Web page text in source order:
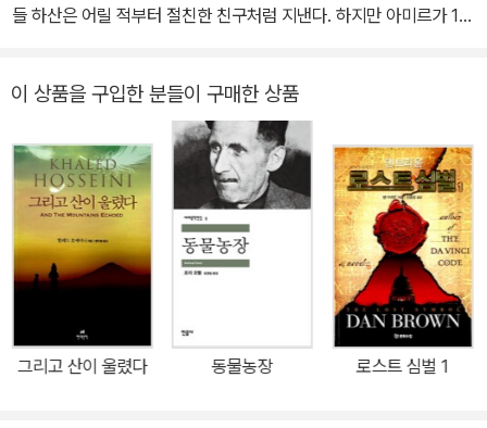
니스탄에서 인도주의적 지원 사업을 펼치고 있다. www.khaledhos
들 하산은 어릴 적부터 절친한 친구처럼 지낸다. 하지만 아미르가 12
하여 평온한 생활을 하다가 38세가 되던 2001년 여름, 예기치 않은
운명의 전환기를 맞는다. 하산을 배반한 죄값을 치르기로 결심하고
탈레반 지배하의 아프가니스탄으로 돌아오는 아미르… 그는 태어나
처음으로 운명에 거역했다. 실 끊어진 연과 같이 이제 아미르는 근심
없는 자신에게로 두 번 다시 되돌아갈 수 없다. 하지만 연을 쫓을 때와
같이 전력으로 달릴 수 있다면, 진실을 마주할 용기를 갖는다면 다시
소년의 웃는 얼굴을 만날 수 있을 것이다. 굴절된 우정, 비밀과 배반,
양심의 가책과 보상이 복잡하게 얽힌 한 편의 드라마가 아프가니스탄
의 격동의 역사를 축으로 그려진다. 아프가니스탄의 하늘에 색색의
연이 춤추는 날, 소년 아미르의 마음에 죄의식이 자리한다. 아미르는
이 상품을 구입한 분들이 구매한 상품
그리고 산이 울렸다 동물농장 로스트 심벌 1